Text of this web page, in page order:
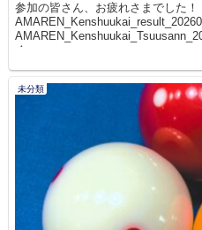
参加の皆さん、お疲れさまでした！
く...
未分類